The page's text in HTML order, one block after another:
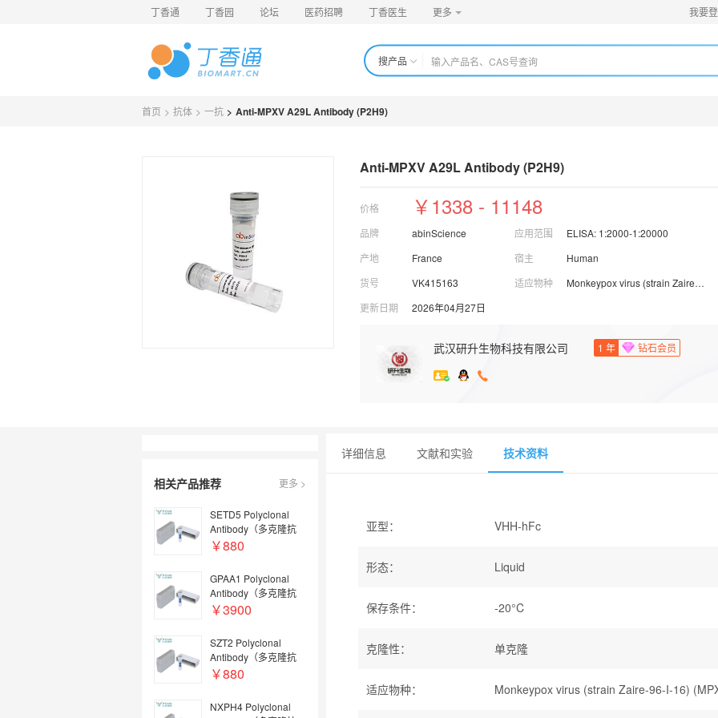
丁香通 丁香园 论坛 医药招聘 丁香医生 更多 我要
搜产品
首页 > 抗体 > 一抗 > Anti-MPXV A29L Antibody (P2H9)
Anti-MPXV A29L Antibody (P2H9)
价格 ￥1338 - 11148
品牌
abinScience
产地
France
货号
VK415163
更新日期
2026年04月27日
应用范围
ELISA: 1:2000-1:20000
宿主
Human
适应物种
Monkeypox virus (strain Zaire-96-I-16) (MPX)
武汉研升生物科技有限公司 1 年 钻石会员
相关产品推荐 更多 >
SETD5 Polyclonal
Antibody（多克隆抗
体）, Biotin
conjugated | SETD5
抗体, Biotin
conjugated
￥880
GPAA1 Polyclonal
Antibody（多克隆抗
体） | GPAA1
￥3900
SZT2 Polyclonal
Antibody（多克隆抗
体） | SZT2 Antibody |
￥880
NXPH4 Polyclonal
详细信息 文献和实验 技术资料
亚型： VHH-hFc
形态： Liquid
保存条件： -20°C
克隆性： 单克隆
适应物种： Monkeypox virus (strain Zaire-96-I-16)